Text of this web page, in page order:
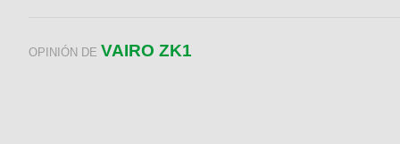
OPINIÓN DE VAIRO ZK1